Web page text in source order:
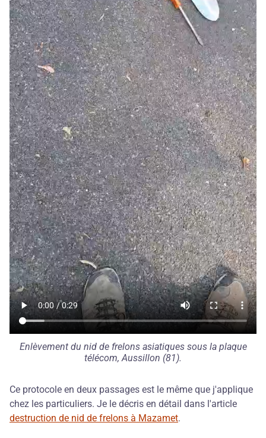
Enlèvement du nid de frelons asiatiques sous la plaque
télécom, Aussillon (81).
Ce protocole en deux passages est le même que j'applique
chez les particuliers. Je le décris en détail dans l'article
destruction de nid de frelons à Mazamet.